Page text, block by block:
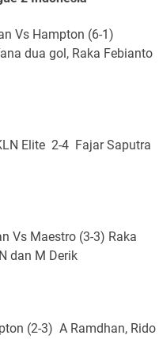
Vs Hampton (6-1)
dua gol, Raka Febianto
Elite 2-4 Fajar Saputra
Vs Maestro (3-3) Raka
dan M Derik
(2-3) A Ramdhan, Rido